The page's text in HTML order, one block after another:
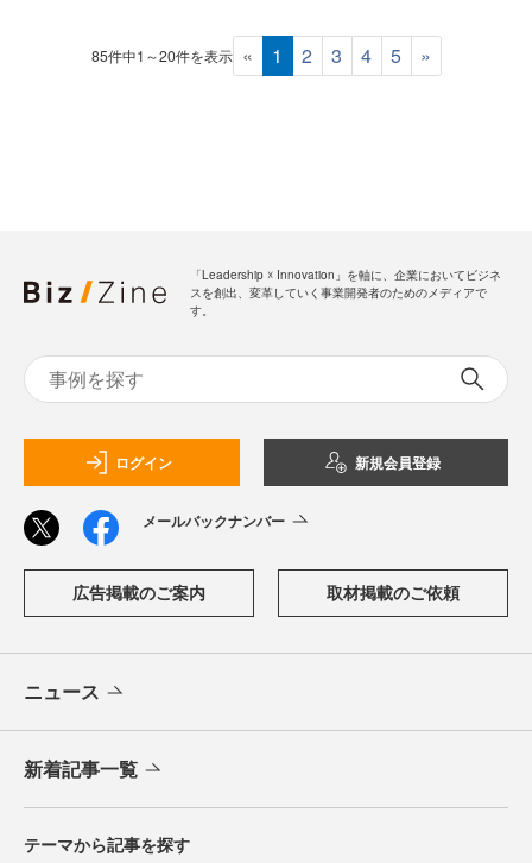
85件中1～20件を表示 « 1 2 3 4 5 »
「Leadership ☓ Innovation」を軸に、企業においてビジネ
スを創出、変革していく事業開発者のためのメディアで
す。
ログイン 新規会員登録
メールバックナンバー
広告掲載のご案内 取材掲載のご依頼
ニュース
新着記事一覧
テーマから記事を探す